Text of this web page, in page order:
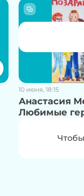
10 июня, 18:15
Анастасия
Любимые
Чтобы